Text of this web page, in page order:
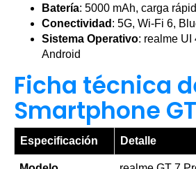
Batería: 5000 mAh, carga
Conectividad : 5G, Wi-Fi 6,
Sistema Operativo: realme UI
Android
Ficha técnica
Smartphone
Especificación Detalle